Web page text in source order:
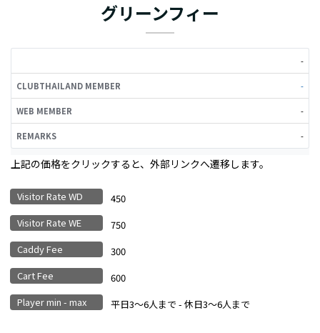
グリーンフィー
MEMBER
REMARKS
-
-
-
-
上記の価格をクリックすると、外部リンクへ遷移します。
Visitor Rate WD
450
Visitor Rate WE
750
Caddy Fee
300
Cart Fee
600
Player min - max
平日3〜6人まで - 休日3〜6人まで